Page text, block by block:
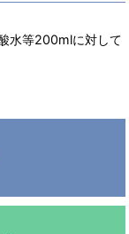
水等200mlに対して